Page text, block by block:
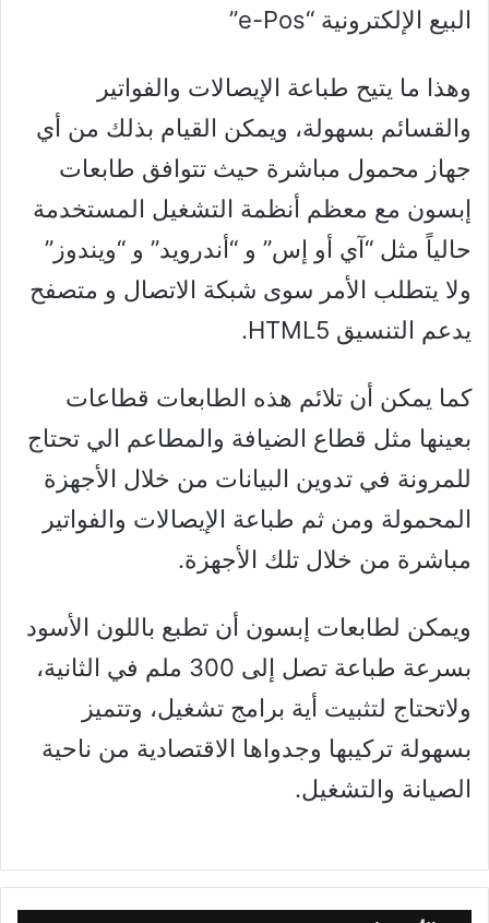
البيع الإلكترونية “e-Pos”
وهذا ما يتيح طباعة الإيصالات والفواتير
والقسائم بسهولة، ويمكن القيام بذلك من أي
جهاز محمول مباشرة حيث تتوافق طابعات
إبسون مع معظم أنظمة التشغيل المستخدمة
حالياً مثل “آي أو إس” و “أندرويد” و “ويندوز”
ولا يتطلب الأمر سوى شبكة الاتصال و متصفح
يدعم التنسيق HTML5.
كما يمكن أن تلائم هذه الطابعات قطاعات
بعينها مثل قطاع الضيافة والمطاعم الي تحتاج
للمرونة في تدوين البيانات من خلال الأجهزة
المحمولة ومن ثم طباعة الإيصالات والفواتير
مباشرة من خلال تلك الأجهزة.
ويمكن لطابعات إبسون أن تطبع باللون الأسود
بسرعة طباعة تصل إلى 300 ملم في الثانية،
ولاتحتاج لتثبيت أية برامج تشغيل، وتتميز
بسهولة تركيبها وجدواها الاقتصادية من ناحية
الصيانة والتشغيل.